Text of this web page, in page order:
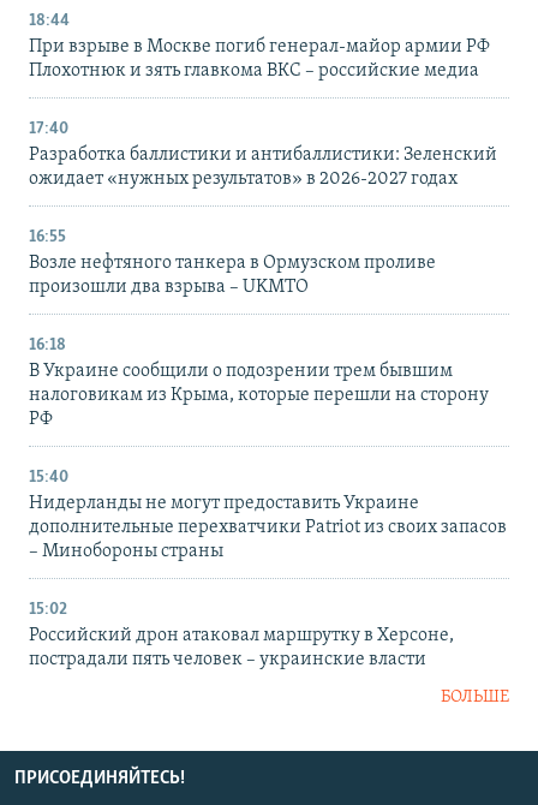
18:44
При взрыве в Москве погиб генерал-майор армии РФ
Плохотнюк и зять главкома ВКС – российские медиа
17:40
Разработка баллистики и антибаллистики: Зеленский
ожидает «нужных результатов» в 2026-2027 годах
16:55
Возле нефтяного танкера в Ормузском проливе
произошли два взрыва – UKMTO
16:18
В Украине сообщили о подозрении трем бывшим
налоговикам из Крыма, которые перешли на сторону
РФ
15:40
Нидерланды не могут предоставить Украине
дополнительные перехватчики Patriot из своих запасов
– Минобороны страны
15:02
Российский дрон атаковал маршрутку в Херсоне,
пострадали пять человек – украинские власти
БОЛЬШЕ
ПРИСОЕДИНЯЙТЕСЬ!